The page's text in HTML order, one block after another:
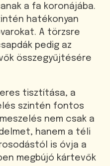
a fa koronájába.
hatékonyan
A törzsre
pedig az
összegyűjtésére
tisztítása, a
szintén fontos
nem csak a
hanem a téli
is óvja a
megbújó kártevők